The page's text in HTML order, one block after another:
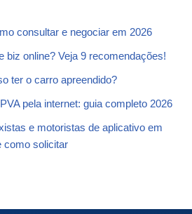
consultar e negociar em 2026
biz online? Veja 9 recomendações!
ter o carro apreendido?
pela internet: guia completo 2026
e motoristas de aplicativo em
como solicitar